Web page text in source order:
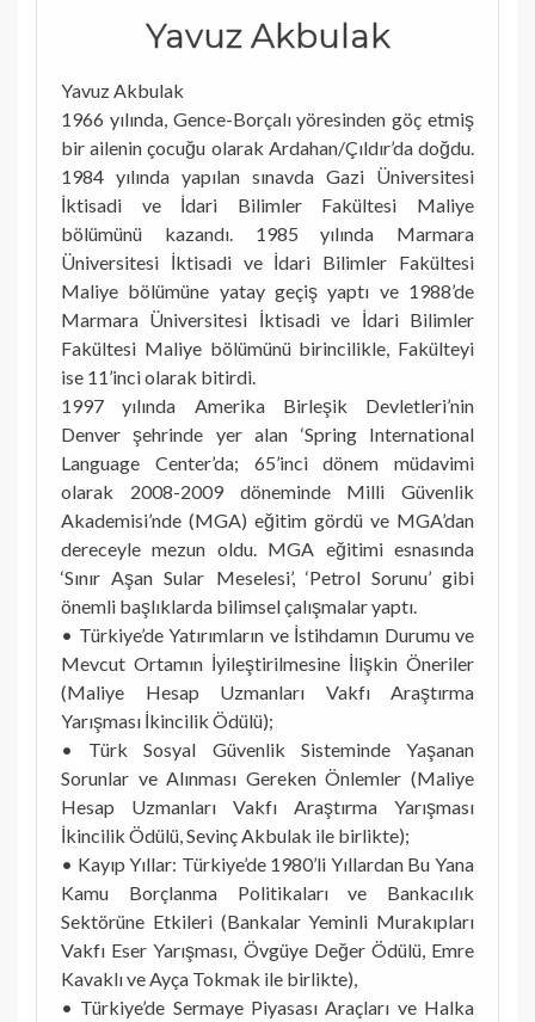
Yavuz Akbulak
Yavuz Akbulak
1966 yılında, Gence-Borçalı yöresinden göç etmiş
bir ailenin çocuğu olarak Ardahan/Çıldır’da doğdu.
1984 yılında yapılan sınavda Gazi Üniversitesi
İktisadi ve İdari Bilimler Fakültesi Maliye
bölümünü kazandı. 1985 yılında Marmara
Üniversitesi İktisadi ve İdari Bilimler Fakültesi
Maliye bölümüne yatay geçiş yaptı ve 1988’de
Marmara Üniversitesi İktisadi ve İdari Bilimler
Fakültesi Maliye bölümünü birincilikle, Fakülteyi
ise 11’inci olarak bitirdi.
1997 yılında Amerika Birleşik Devletleri’nin
Denver şehrinde yer alan ‘Spring International
Language Center’da; 65’inci dönem müdavimi
olarak 2008-2009 döneminde Milli Güvenlik
Akademisi’nde (MGA) eğitim gördü ve MGA’dan
dereceyle mezun oldu. MGA eğitimi esnasında
‘Sınır Aşan Sular Meselesi’, ‘Petrol Sorunu’ gibi
önemli başlıklarda bilimsel çalışmalar yaptı.
• Türkiye’de Yatırımların ve İstihdamın Durumu ve
Mevcut Ortamın İyileştirilmesine İlişkin Öneriler
(Maliye Hesap Uzmanları Vakfı Araştırma
Yarışması İkincilik Ödülü);
• Türk Sosyal Güvenlik Sisteminde Yaşanan
Sorunlar ve Alınması Gereken Önlemler (Maliye
Hesap Uzmanları Vakfı Araştırma Yarışması
İkincilik Ödülü, Sevinç Akbulak ile birlikte);
• Kayıp Yıllar: Türkiye’de 1980’li Yıllardan Bu Yana
Kamu Borçlanma Politikaları ve Bankacılık
Sektörüne Etkileri (Bankalar Yeminli Murakıpları
Vakfı Eser Yarışması, Övgüye Değer Ödülü, Emre
Kavaklı ve Ayça Tokmak ile birlikte),
• Türkiye’de Sermaye Piyasası Araçları ve Halka